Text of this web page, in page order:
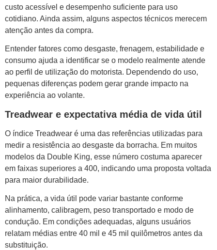
custo acessível e desempenho suficiente para uso
cotidiano. Ainda assim, alguns aspectos técnicos merecem
atenção antes da compra.
Entender fatores como desgaste, frenagem, estabilidade e
consumo ajuda a identificar se o modelo realmente atende
ao perfil de utilização do motorista. Dependendo do uso,
pequenas diferenças podem gerar grande impacto na
experiência ao volante.
Treadwear e expectativa média de vida útil
O índice Treadwear é uma das referências utilizadas para
medir a resistência ao desgaste da borracha. Em muitos
modelos da Double King, esse número costuma aparecer
em faixas superiores a 400, indicando uma proposta voltada
para maior durabilidade.
Na prática, a vida útil pode variar bastante conforme
alinhamento, calibragem, peso transportado e modo de
condução. Em condições adequadas, alguns usuários
relatam médias entre 40 mil e 45 mil quilômetros antes da
substituição.